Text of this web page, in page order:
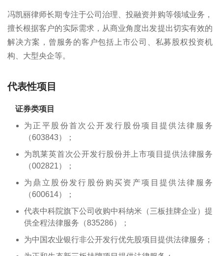
冯凯丽律师长期专注于公司治理、投融资并购等领域业务，
擅长根据客户的实际需求，从商业角度出发提出切实有效的
解决方案，曾服务的客户包括上市公司、私募股权投资机
构、大型央企等。
代表性项目
证券类项目
为正平股份首次公开发行股份项目提供法律服务
（603843）；
为凯莱英首次公开发行股份并上市项目提供法律服务
（002821）；
为鼎立股份发行股份购买资产项目提供法律服务
（600614）；
代表中科院旗下公司收购中科纳米（三板挂牌企业）提
供全程法律服务（835286）；
为中国农业银行非公开发行优先股项目提供法律服务；